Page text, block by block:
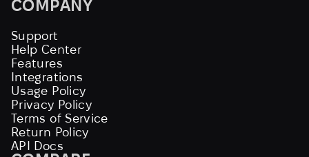
COMPANY
Support
Help Center
Features
Integrations
Usage Policy
Privacy Policy
Terms of Service
Return Policy
API Docs